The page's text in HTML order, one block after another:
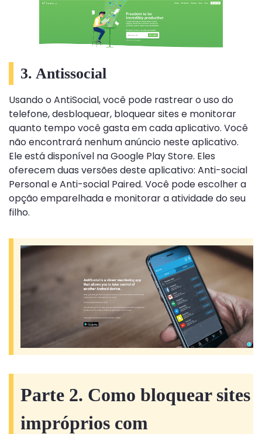
3. Antissocial
Usando o AntiSocial, você pode rastrear o uso do
telefone, desbloquear, bloquear sites e monitorar
quanto tempo você gasta em cada aplicativo. Você
não encontrará nenhum anúncio neste aplicativo.
Ele está disponível na Google Play Store. Eles
oferecem duas versões deste aplicativo: Anti-social
Personal e Anti-social Paired. Você pode escolher a
opção emparelhada e monitorar a atividade do seu
filho.
Parte 2. Como bloquear sites
impróprios com